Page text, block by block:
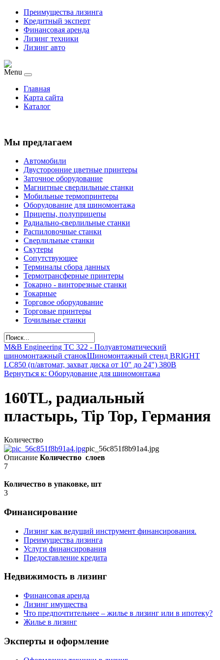
Преимущества лизинга
Кредитный эксперт
Финансовая аренда
Лизинг техники
Лизинг авто
Menu
Главная
Карта сайта
Каталог
Мы предлагаем
Автомобили
Двусторонние цветные принтеры
Заточное оборудование
Магнитные сверлильные станки
Мобильные термопринтеры
Оборудование для шиномонтажа
Прицепы, полуприцепы
Радиально-сверлильные станки
Распиловочные станки
Сверлильные станки
Скутеры
Сопутствующее
Терминалы сбора данных
Термотрансферные принтеры
Токарно - винторезные станки
Токарные
Торговое оборудование
Торговые принтеры
Точильные станки
M&B Engineering TС 322 - Полуавтоматический
шиномонтажный станокШиномонтажный стенд BRIGHT
LC850 (п/автомат, захват диска от 10" до 24") 380В
Вернуться к: Оборудование для шиномонтажа
160TL, радиальный
пластырь, Tip Top, Германия
Количество
pic_56c851f8b91a4.jpg
Описание Количество слоев
7
Количество в упаковке, шт
3
Финансирование
Лизинг как ведущий инструмент финансирования.
Преимущества лизинга
Услуги финансирования
Предоставление кредита
Недвижимость в лизинг
Финансовая аренда
Лизинг имущества
Что предпочтительнее – жилье в лизинг или в ипотеку?
Жилье в лизинг
Эксперты и оформление